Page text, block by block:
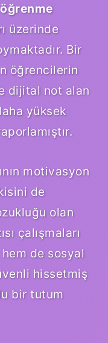
öğrenme
üzerinde
Bir
öğrencilerin
dijital not alan
yüksek
motivasyon
de
olan
çalışmaları
de sosyal
hissetmiş
bir tutum